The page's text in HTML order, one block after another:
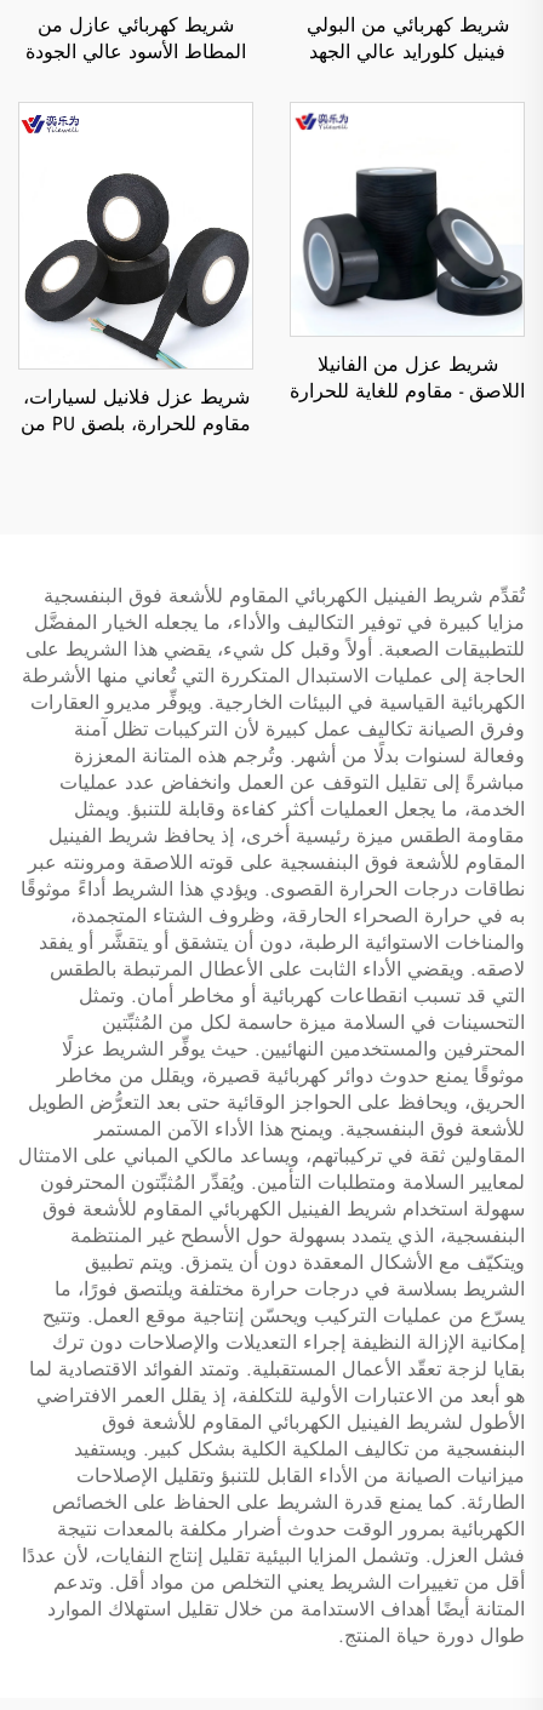
شريط كهربائي من البولي
فينيل كلورايد عالي الجهد
جهة واحدة وحساس للضغط،
شريط كهربائي عازل من
المطاط الأسود عالي الجودة
بلصق من جهة واحدة، مقاوم
للحرارة والماء، للاستخدام في
شريط عزل من الفانيلا
اللاصق - مقاوم للغاية للحرارة
شريط عزل فلانيل لسيارات،
مقاوم للحرارة، بلصق PU من
تُقدِّم شريط الفينيل الكهربائي المقاوم للأشعة فوق البنفسجية
مزايا كبيرة في توفير التكاليف والأداء، ما يجعله الخيار المفضَّل
للتطبيقات الصعبة. أولاً وقبل كل شيء، يقضي هذا الشريط على
الحاجة إلى عمليات الاستبدال المتكررة التي تُعاني منها الأشرطة
الكهربائية القياسية في البيئات الخارجية. ويوفِّر مديرو العقارات
وفرق الصيانة تكاليف عمل كبيرة لأن التركيبات تظل آمنة
وفعالة لسنوات بدلًا من أشهر. وتُرجم هذه المتانة المعززة
مباشرةً إلى تقليل التوقف عن العمل وانخفاض عدد عمليات
الخدمة، ما يجعل العمليات أكثر كفاءة وقابلة للتنبؤ. ويمثل
مقاومة الطقس ميزة رئيسية أخرى، إذ يحافظ شريط الفينيل
المقاوم للأشعة فوق البنفسجية على قوته اللاصقة ومرونته عبر
نطاقات درجات الحرارة القصوى. ويؤدي هذا الشريط أداءً موثوقًا
به في حرارة الصحراء الحارقة، وظروف الشتاء المتجمدة،
والمناخات الاستوائية الرطبة، دون أن يتشقق أو يتقشَّر أو يفقد
لاصقه. ويقضي الأداء الثابت على الأعطال المرتبطة بالطقس
التي قد تسبب انقطاعات كهربائية أو مخاطر أمان. وتمثل
التحسينات في السلامة ميزة حاسمة لكل من المُثبِّتين
المحترفين والمستخدمين النهائيين. حيث يوفِّر الشريط عزلًا
موثوقًا يمنع حدوث دوائر كهربائية قصيرة، ويقلل من مخاطر
الحريق، ويحافظ على الحواجز الوقائية حتى بعد التعرُّض الطويل
للأشعة فوق البنفسجية. ويمنح هذا الأداء الآمن المستمر
المقاولين ثقة في تركيباتهم، ويساعد مالكي المباني على الامتثال
لمعايير السلامة ومتطلبات التأمين. ويُقدِّر المُثبِّتون المحترفون
سهولة استخدام شريط الفينيل الكهربائي المقاوم للأشعة فوق
البنفسجية، الذي يتمدد بسهولة حول الأسطح غير المنتظمة
ويتكيّف مع الأشكال المعقدة دون أن يتمزق. ويتم تطبيق
الشريط بسلاسة في درجات حرارة مختلفة ويلتصق فورًا، ما
يسرّع من عمليات التركيب ويحسّن إنتاجية موقع العمل. وتتيح
إمكانية الإزالة النظيفة إجراء التعديلات والإصلاحات دون ترك
بقايا لزجة تعقّد الأعمال المستقبلية. وتمتد الفوائد الاقتصادية لما
هو أبعد من الاعتبارات الأولية للتكلفة، إذ يقلل العمر الافتراضي
الأطول لشريط الفينيل الكهربائي المقاوم للأشعة فوق
البنفسجية من تكاليف الملكية الكلية بشكل كبير. ويستفيد
ميزانيات الصيانة من الأداء القابل للتنبؤ وتقليل الإصلاحات
الطارئة. كما يمنع قدرة الشريط على الحفاظ على الخصائص
الكهربائية بمرور الوقت حدوث أضرار مكلفة بالمعدات نتيجة
فشل العزل. وتشمل المزايا البيئية تقليل إنتاج النفايات، لأن عددًا
أقل من تغييرات الشريط يعني التخلص من مواد أقل. وتدعم
المتانة أيضًا أهداف الاستدامة من خلال تقليل استهلاك الموارد
طوال دورة حياة المنتج.